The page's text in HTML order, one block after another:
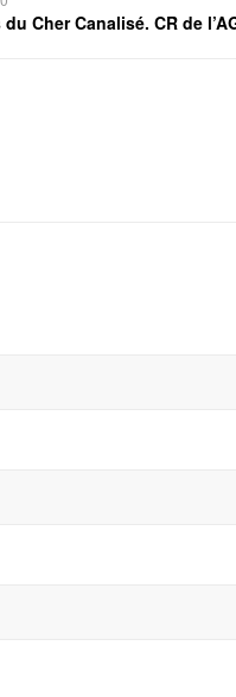
Cher Canalisé. CR de